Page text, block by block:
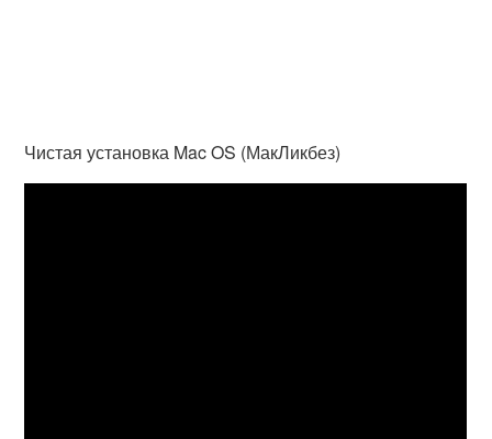
Чистая установка Mac OS (МакЛикбез)